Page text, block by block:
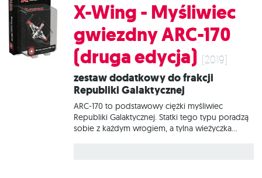
X-Wing - Myśliwiec
gwiezdny ARC-170
(druga edycja) (2019)
Zestaw dodatkowy do frakcji
Republiki Galaktycznej
ARC-170 to podstawowy ciężki myśliwiec
Republiki Galaktycznej. Statki tego typu poradzą
sobie z każdym wrogiem, a tylna wieżyczka